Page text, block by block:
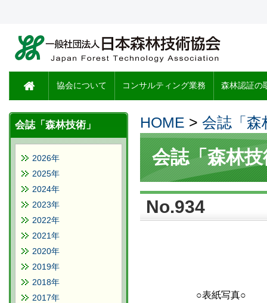
協会について コンサルティング業務 森林認証の
HOME > 会誌「森
会誌「森林
No.934
○表紙写真○
会誌「森林技術」
2026年
2025年
2024年
2023年
2022年
2021年
2020年
2019年
2018年
2017年